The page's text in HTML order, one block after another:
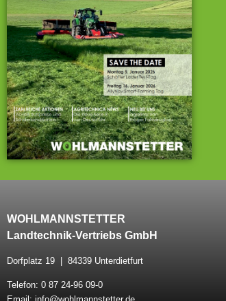
WOHLMANNSTETTER
Landtechnik-Vertriebs GmbH
Dorfplatz 19 | 84339 Unterdietfurt
Telefon: 0 87 24-96 09-0